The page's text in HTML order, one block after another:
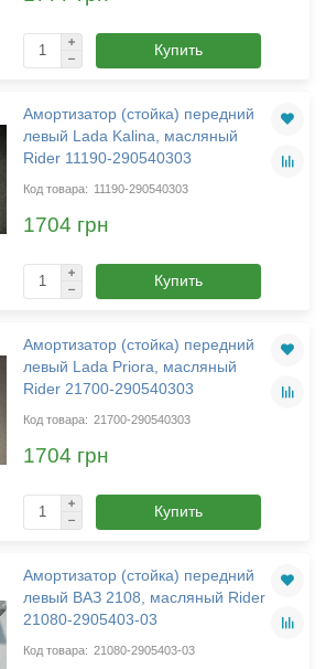
Купить
Амортизатор (стойка) передний
левый Lada Kalina, масляный
Rider 11190-290540303
11190-290540303
1704 грн
Купить
Амортизатор (стойка) передний
левый Lada Priora, масляный
Rider 21700-290540303
21700-290540303
1704 грн
Купить
Амортизатор (стойка) передний
левый ВАЗ 2108, масляный Rider
21080-2905403-03
21080-2905403-03